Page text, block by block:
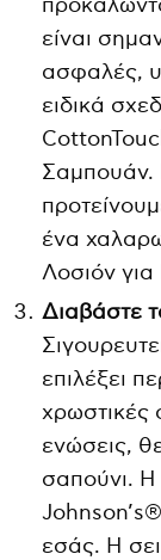
είναι
ασφαλές,
ειδικά
Σαμπουάν.
ένα
Λοσιόν
Διαβάστε
επιλέξει
χρωστικές
ενώσεις,
σαπούνι.
εσάς. Η